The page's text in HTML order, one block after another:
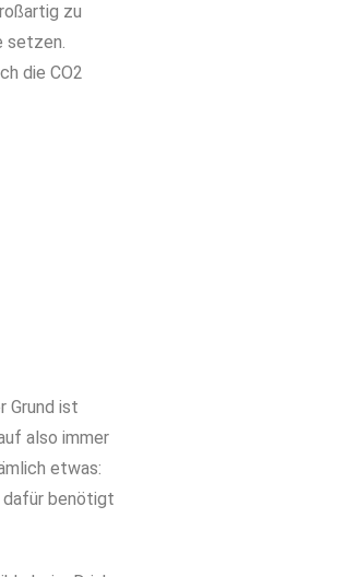
zu
setzen.
die CO2
Grund ist
also immer
etwas:
dafür benötigt